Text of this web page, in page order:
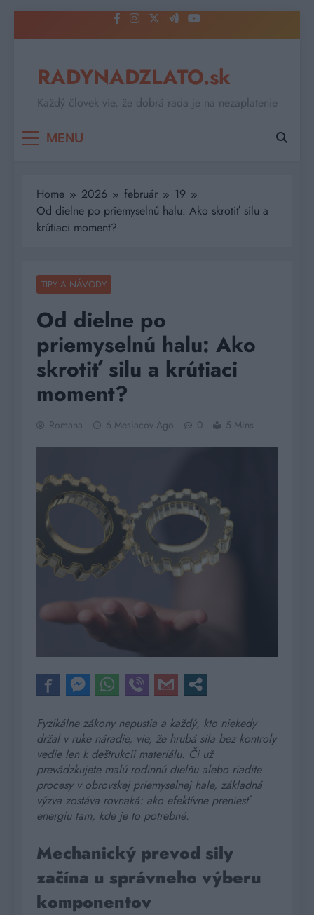
to
RADYNADZLATO.sk
Každý človek vie, že dobrá rada je na nezaplatenie
MENU
Home 2026 február
19
Od dielne po priemyselnú halu: Ako skrotiť silu a
krútiaci moment?
TIPY A NÁVODY
Od dielne po
priemyselnú halu: Ako
skrotiť silu a krútiaci
moment?
Romana 6 Mesiacov Ago 0 5 Mins
Fyzikálne zákony nepustia a každý, kto niekedy
držal v ruke náradie, vie, že hrubá sila bez kontroly
vedie len k deštrukcii materiálu. Či už
prevádzkujete malú rodinnú dielňu alebo riadite
procesy v obrovskej priemyselnej hale, základná
výzva zostáva rovnaká: ako efektívne preniesť
energiu tam, kde je to potrebné.
Mechanický prevod sily
začína u správneho výberu
komponentov